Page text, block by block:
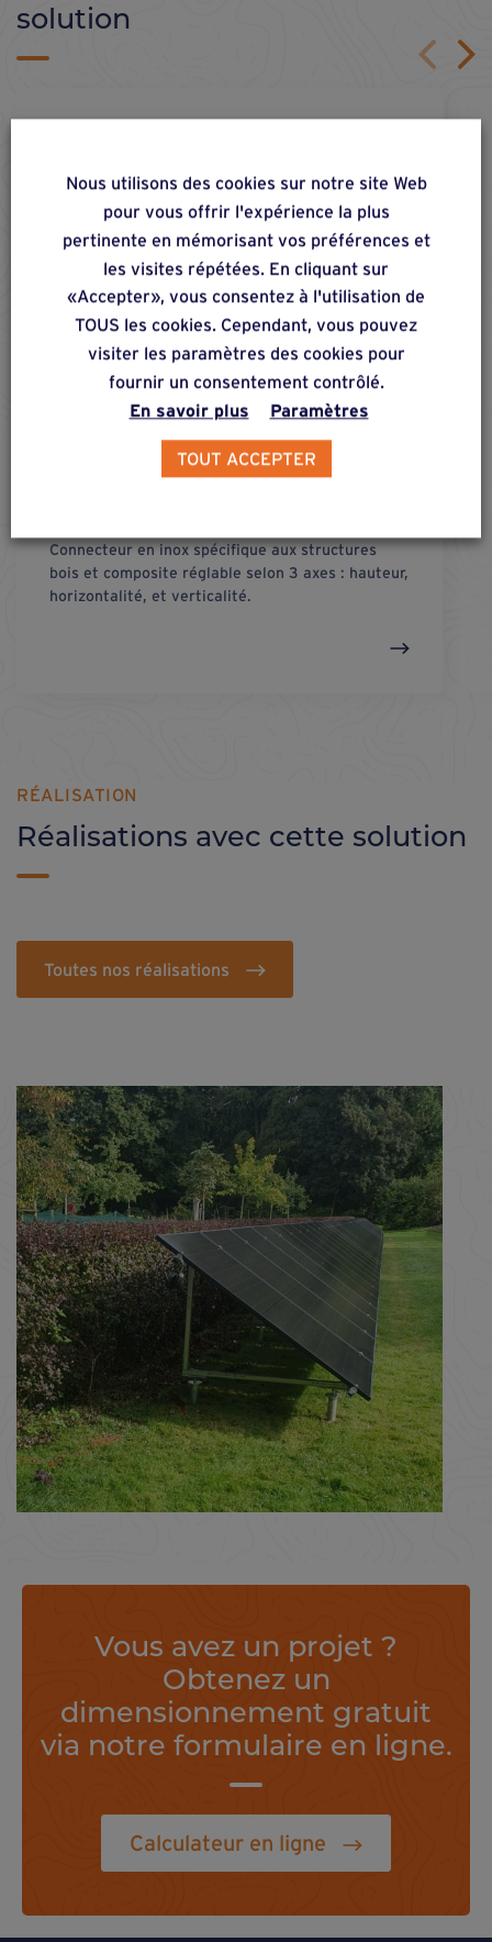
solution
Connecteur en inox spécifique aux structures
bois et composite réglable selon 3 axes : hauteur,
horizontalité, et verticalité.
RÉALISATION
Réalisations avec cette solution
Toutes nos réalisations
Vous avez un projet ?
Obtenez un
dimensionnement gratuit
via notre formulaire en ligne.
Calculateur en ligne
Nous utilisons des cookies sur notre site Web
pour vous offrir l'expérience la plus
pertinente en mémorisant vos préférences et
les visites répétées. En cliquant sur
«Accepter», vous consentez à l'utilisation de
TOUS les cookies. Cependant, vous pouvez
visiter les paramètres des cookies pour
fournir un consentement contrôlé.
En savoir plus
Paramètres
TOUT ACCEPTER